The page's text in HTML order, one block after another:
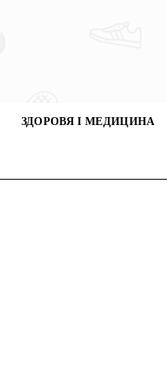
ЗДОРОВЯ І МЕДИЦИНА